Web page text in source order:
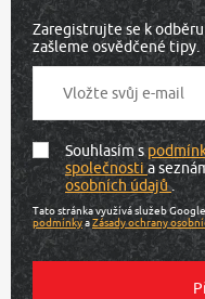
Zaregistrujte se k
zašleme osvědčené tipy.
Souhlasím s
společnostia
osobních údajů.
Tato stránka využívá služeb
podmínkyaZásady ochrany